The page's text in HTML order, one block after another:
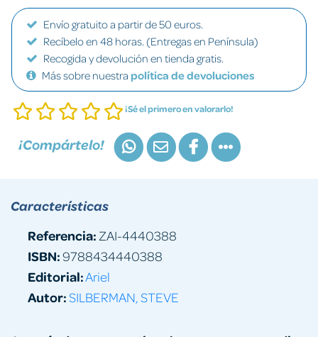
Envío gratuito a partir de 50 euros.
Recíbelo en 48 horas. (Entregas en Península)
Recogida y devolución en tienda gratis.
Más sobre nuestra política de devoluciones
¡Sé el primero en valorarlo!
¡Compártelo!
Características
Referencia: ZAI-4440388
ISBN:9788434440388
Editorial:Ariel
Autor:SILBERMAN, STEVE